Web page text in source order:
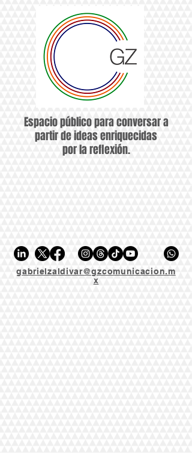
Espacio público para conversar a
partir de ideas enriquecidas
por la reflexión.
gabrielzaldivar@gzcomunicacion.m
x